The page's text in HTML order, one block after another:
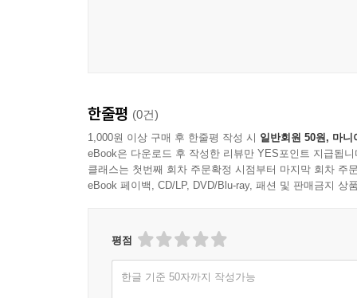
한줄평 (0건)
1,000원 이상 구매 후 한줄평 작성 시 일반회원 50원, 마니
eBook은 다운로드 후 작성한 리뷰만 YES포인트 지급됩니
클래스는 첫번째 회차 주문확정 시점부터 마지막 회차 주
eBook 페이백, CD/LP, DVD/Blu-ray, 패션 및 판매금지 상
평점
한글 기준 50자까지 작성가능